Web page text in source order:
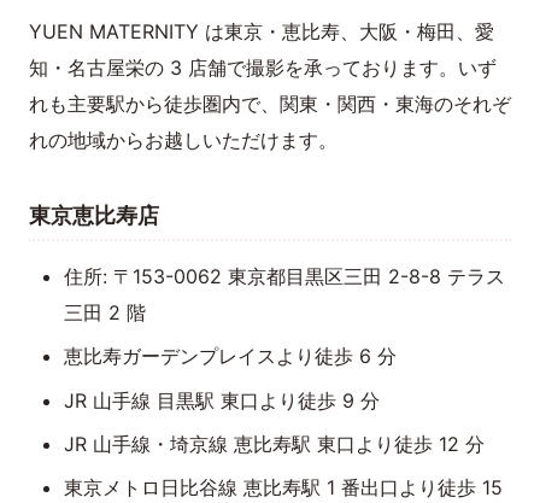
YUEN MATERNITY は東京・恵比寿、大阪・梅田、愛
知・名古屋栄の 3 店舗で撮影を承っております。いず
れも主要駅から徒歩圏内で、関東・関西・東海のそれぞ
れの地域からお越しいただけます。
東京恵比寿店
住所: 〒153-0062 東京都目黒区三田 2-8-8 テラス
三田 2 階
恵比寿ガーデンプレイスより徒歩 6 分
JR 山手線 目黒駅 東口より徒歩 9 分
JR 山手線・埼京線 恵比寿駅 東口より徒歩 12 分
東京メトロ日比谷線 恵比寿駅 1 番出口より徒歩 15